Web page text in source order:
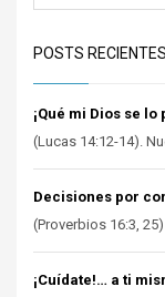
POSTS RECIENTES
¡Qué mi Dios se lo
(Lucas 14:12-14).
Decisiones por
(Proverbios 16:3,
¡Cuídate!… a ti